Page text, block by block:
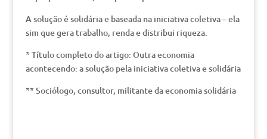
A solução é solidária e baseada na iniciativa coletiva – ela
sim que gera trabalho, renda e distribui riqueza.
* Título completo do artigo: Outra economia
acontecendo: a solução pela iniciativa coletiva e solidária
** Sociólogo, consultor, militante da economia solidária